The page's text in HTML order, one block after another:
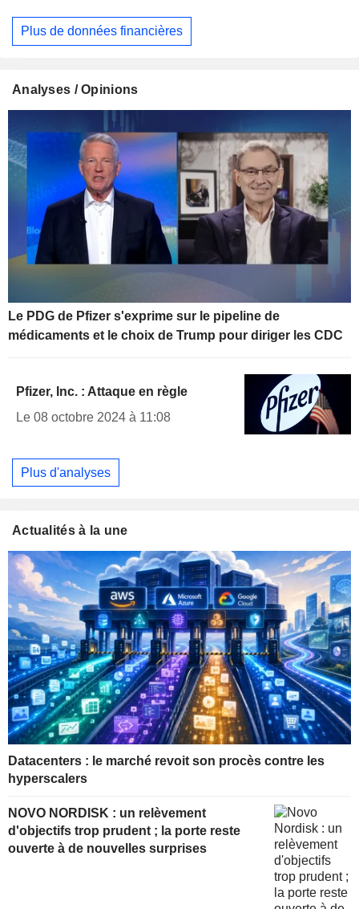
Plus de données financières
Analyses / Opinions
Le PDG de Pfizer s'exprime sur le pipeline de
médicaments et le choix de Trump pour diriger les CDC
Pfizer, Inc. : Attaque en règle
Le 08 octobre 2024 à 11:08
Plus d'analyses
Actualités à la une
Datacenters : le marché revoit son procès contre les
hyperscalers
NOVO NORDISK : un relèvement
d'objectifs trop prudent ; la porte reste
ouverte à de nouvelles surprises